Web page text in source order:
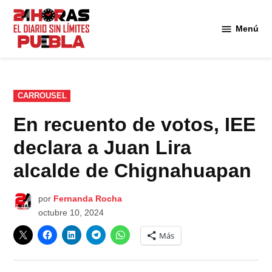
Saltar
contenido
Menú
PUBLICADO
EN
CARROUSEL
En recuento de votos, IEE
declara a Juan Lira
alcalde de Chignahuapan
por Fernanda Rocha
octubre 10, 2024
Más